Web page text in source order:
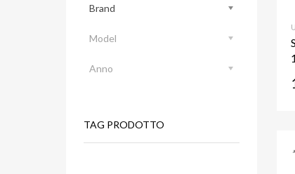
Brand
Model
Anno
TAG PRODOTTO